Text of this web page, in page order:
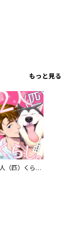
もっと見る
2人（匹）くらし。